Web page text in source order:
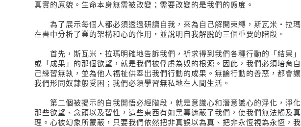
真實的原貌。生命本身無需被改變；需要改變的是我們的態度。
為了展示每個人都必須透過研讀自我，來為自己解開束縛，斯瓦米‧拉瑪
在書中分析了業的架構和心的作用，並說明自我解脫的三個重要的階段。
首先，斯瓦米‧拉瑪明確地告訴我們，祈求得到我們各種行動的「結果」
或「成果」的那個欲望，就是我們被俘虜為奴的根源。因此，我們必須培育自
己練習無執，並為他人福祉供奉出我們行動的成果。無論行動的善惡，都會讓
我們形同奴隸般受困；我們必須學習無私地在人間生活。
第二個被揭示的自我開悟必經階段，就是意識心和潛意識心的淨化，淨化
那些欲望、念頭以及習性，這些東西有如黑幕遮蔽了我們，使我們無法觸及真
理。心被幻象所蒙蔽，只要我們依然把非真誤以為真、把非永恆視為永恆，我